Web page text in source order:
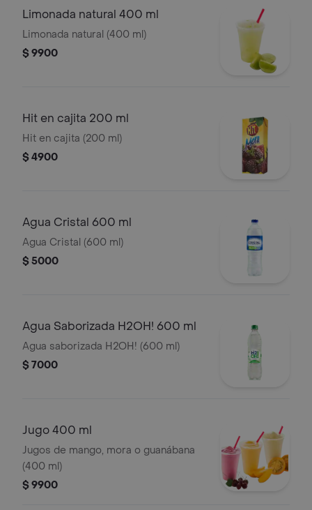
Limonada natural 400 ml
Limonada natural (400 ml)
$ 9900
Hit en cajita 200 ml
Hit en cajita (200 ml)
$ 4900
Agua Cristal 600 ml
Agua Cristal (600 ml)
$ 5000
Agua Saborizada H2OH! 600 ml
Agua saborizada H2OH! (600 ml)
$ 7000
Jugo 400 ml
Jugos de mango, mora o guanábana
(400 ml)
$ 9900